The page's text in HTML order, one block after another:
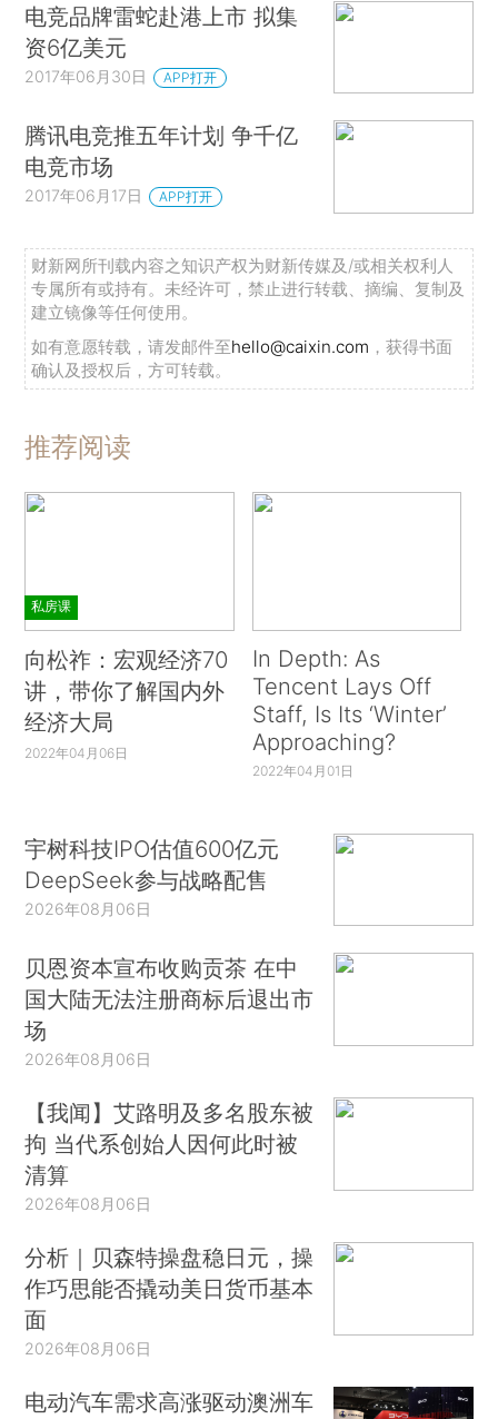
电竞品牌雷蛇赴港上市 拟集
资6亿美元
2017年06月30日 APP打开
腾讯电竞推五年计划 争千亿
电竞市场
2017年06月17日 APP打开
财新网所刊载内容之知识产权为财新传媒及/或相关权利人
专属所有或持有。未经许可，禁止进行转载、摘编、复制及
建立镜像等任何使用。
如有意愿转载，请发邮件至hello@caixin.com ，获得书面
确认及授权后，方可转载。
推荐阅读
私房课
向松祚：宏观经济70
讲，带你了解国内外
经济大局
2022年04月06日
In Depth: As
Tencent Lays Off
Staff, Is Its ‘Winter’
Approaching?
2022年04月01日
宇树科技IPO估值600亿元
DeepSeek参与战略配售
2026年08月06日
贝恩资本宣布收购贡茶 在中
国大陆无法注册商标后退出市
场
2026年08月06日
【我闻】艾路明及多名股东被
拘 当代系创始人因何此时被
清算
2026年08月06日
分析｜贝森特操盘稳日元，操
作巧思能否撬动美日货币基本
面
2026年08月06日
电动汽车需求高涨驱动澳洲车